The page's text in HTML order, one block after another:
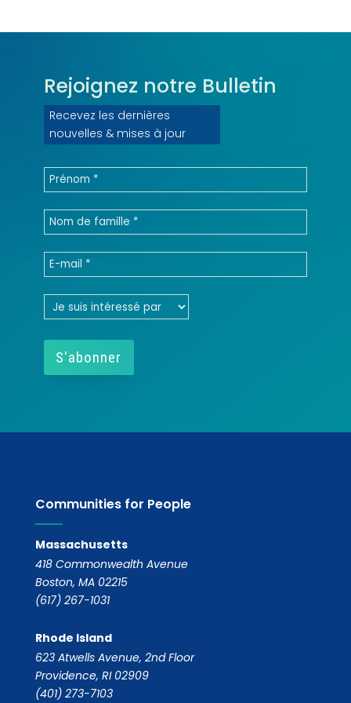
Rejoignez notre Bulletin
Recevez les dernières
nouvelles & mises à jour
Communities for People
Massachusetts
418 Commonwealth Avenue
Boston, MA 02215
(617) 267-1031
Rhode Island
623 Atwells Avenue, 2nd Floor
Providence, RI 02909
(401) 273-7103